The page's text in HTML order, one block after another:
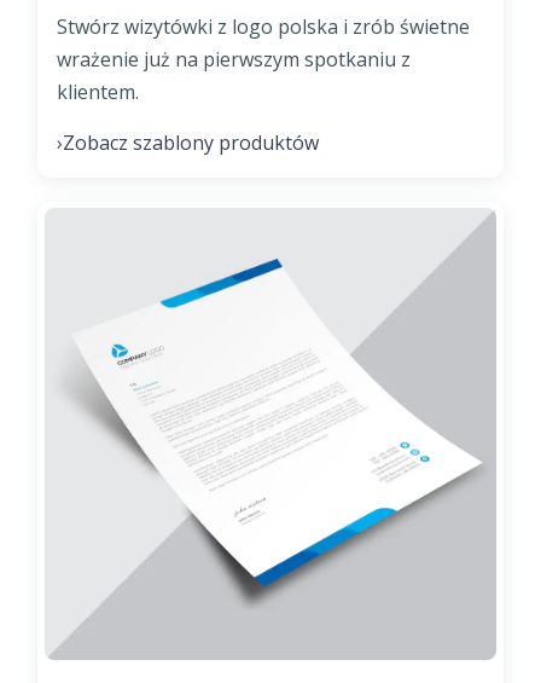
Stwórz wizytówki z logo polska i zrób świetne
wrażenie już na pierwszym spotkaniu z
klientem.
›Zobacz szablony produktów